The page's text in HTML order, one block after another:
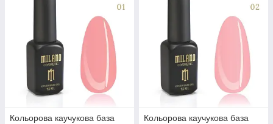
Кольорова каучукова база
Кольорова каучукова база